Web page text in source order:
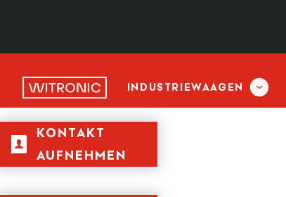
INDUSTRIEWAAGEN
KONTAKT
AUFNEHMEN